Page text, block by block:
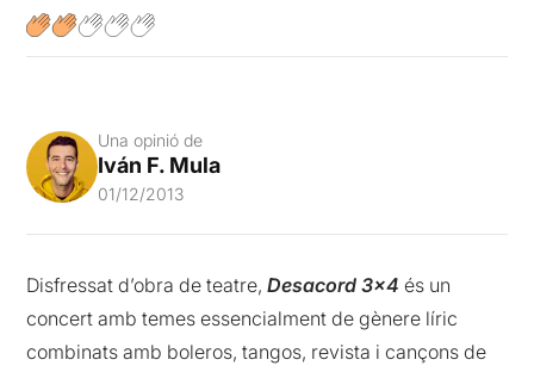
Una opinió de
Iván F. Mula
01/12/2013
Disfressat d’obra de teatre,Desacord 3×4 és un
concert amb temes essencialment de gènere líric
combinats amb boleros, tangos, revista i cançons de